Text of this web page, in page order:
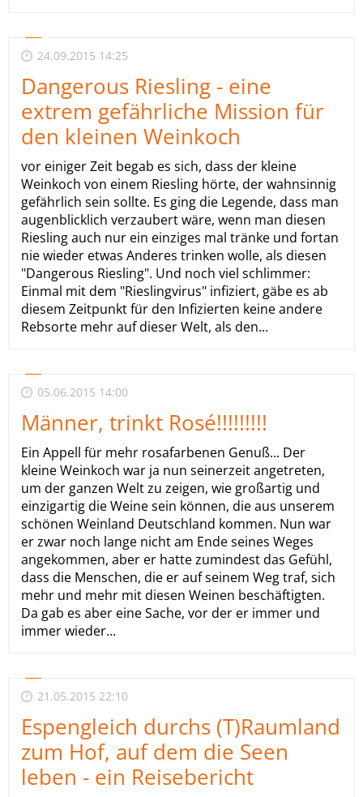
24.09.2015 14:25
Dangerous Riesling - eine
extrem gefährliche Mission für
den kleinen Weinkoch
vor einiger Zeit begab es sich, dass der kleine
Weinkoch von einem Riesling hörte, der wahnsinnig
gefährlich sein sollte. Es ging die Legende, dass man
augenblicklich verzaubert wäre, wenn man diesen
Riesling auch nur ein einziges mal tränke und fortan
nie wieder etwas Anderes trinken wolle, als diesen
"Dangerous Riesling". Und noch viel schlimmer:
Einmal mit dem "Rieslingvirus" infiziert, gäbe es ab
diesem Zeitpunkt für den Infizierten keine andere
Rebsorte mehr auf dieser Welt, als den...
05.06.2015 14:00
Männer, trinkt Rosé!!!!!!!!!
Ein Appell für mehr rosafarbenen Genuß... Der
kleine Weinkoch war ja nun seinerzeit angetreten,
um der ganzen Welt zu zeigen, wie großartig und
einzigartig die Weine sein können, die aus unserem
schönen Weinland Deutschland kommen. Nun war
er zwar noch lange nicht am Ende seines Weges
angekommen, aber er hatte zumindest das Gefühl,
dass die Menschen, die er auf seinem Weg traf, sich
mehr und mehr mit diesen Weinen beschäftigten.
Da gab es aber eine Sache, vor der er immer und
immer wieder...
21.05.2015 22:10
Espengleich durchs (T)Raumland
zum Hof, auf dem die Seen
leben - ein Reisebericht